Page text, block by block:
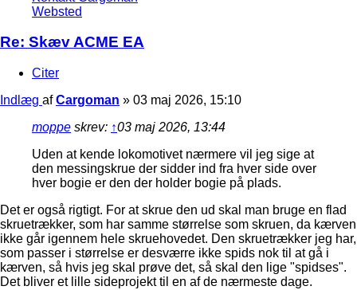
Websted
Re: Skæv ACME EA
Citer
Indlæg afCargoman » 03 maj 2026, 15:10
moppe skrev: ↑03 maj 2026, 13:44
Uden at kende lokomotivet nærmere vil jeg sige at
den messingskrue der sidder ind fra hver side over
hver bogie er den der holder bogie på plads.
Det er også rigtigt. For at skrue den ud skal man bruge en flad
skruetrækker, som har samme størrelse som skruen, da kærven
ikke går igennem hele skruehovedet. Den skruetrækker jeg har,
som passer i størrelse er desværre ikke spids nok til at gå i
kærven, så hvis jeg skal prøve det, så skal den lige "spidses".
Det bliver et lille sideprojekt til en af de nærmeste dage.